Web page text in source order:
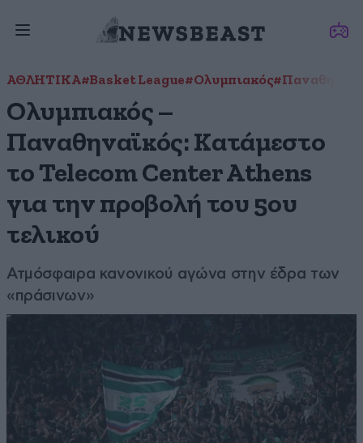
ΑΘΛΗΤΙΚΑ#Basket League#Ολυμπιακός
Ολυμπιακός –
Παναθηναϊκός: Κατάμεστο
το Telecom Center Athens
για την προβολή του 5ου
τελικού
Ατμόσφαιρα κανονικού αγώνα στην έδρα των
«πράσινων»